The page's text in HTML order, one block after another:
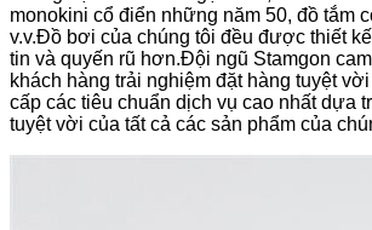
monokini cổ điển những năm 50, đồ tắm
v.v.Đồ bơi của chúng tôi đều được thiết
tin và quyến rũ hơn.Đội ngũ Stamgon
khách hàng trải nghiệm đặt hàng tuyệt
cấp các tiêu chuẩn dịch vụ cao nhất dựa
tuyệt vời của tất cả các sản phẩm của